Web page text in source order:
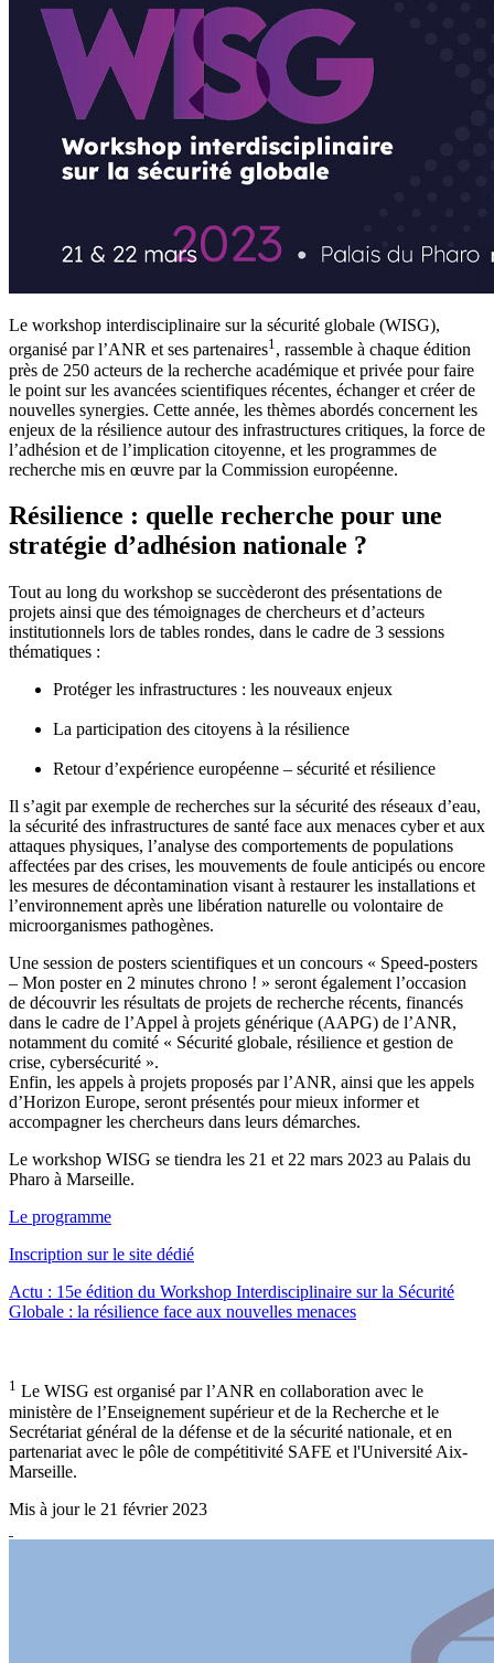
Le workshop interdisciplinaire sur la sécurité globale (WISG),
organisé par l’ANR et ses partenaires1, rassemble à chaque édition
près de 250 acteurs de la recherche académique et privée pour faire
le point sur les avancées scientifiques récentes, échanger et créer de
nouvelles synergies. Cette année, les thèmes abordés concernent les
enjeux de la résilience autour des infrastructures critiques, la force de
l’adhésion et de l’implication citoyenne, et les programmes de
recherche mis en œuvre par la Commission européenne.
Résilience : quelle recherche pour une
stratégie d’adhésion nationale ?
Tout au long du workshop se succèderont des présentations de
projets ainsi que des témoignages de chercheurs et d’acteurs
institutionnels lors de tables rondes, dans le cadre de 3 sessions
thématiques :
Protéger les infrastructures : les nouveaux enjeux
La participation des citoyens à la résilience
Retour d’expérience européenne – sécurité et résilience
Il s’agit par exemple de recherches sur la sécurité des réseaux d’eau,
la sécurité des infrastructures de santé face aux menaces cyber et aux
attaques physiques, l’analyse des comportements de populations
affectées par des crises, les mouvements de foule anticipés ou encore
les mesures de décontamination visant à restaurer les installations et
l’environnement après une libération naturelle ou volontaire de
microorganismes pathogènes.
Une session de posters scientifiques et un concours « Speed-posters
– Mon poster en 2 minutes chrono ! » seront également l’occasion
de découvrir les résultats de projets de recherche récents, financés
dans le cadre de l’Appel à projets générique (AAPG) de l’ANR,
notamment du comité « Sécurité globale, résilience et gestion de
crise, cybersécurité ».
Enfin, les appels à projets proposés par l’ANR, ainsi que les appels
d’Horizon Europe, seront présentés pour mieux informer et
accompagner les chercheurs dans leurs démarches.
Le workshop WISG se tiendra les 21 et 22 mars 2023 au Palais du
Pharo à Marseille.
Le programme
Inscription sur le site dédié
Actu : 15e édition du Workshop Interdisciplinaire sur la Sécurité
Globale : la résilience face aux nouvelles menaces
1 Le WISG est organisé par l’ANR en collaboration avec le
ministère de l’Enseignement supérieur et de la Recherche et le
Secrétariat général de la défense et de la sécurité nationale, et en
partenariat avec le pôle de compétitivité SAFE et l'Université Aix-
Marseille.
Mis à jour le 21 février 2023